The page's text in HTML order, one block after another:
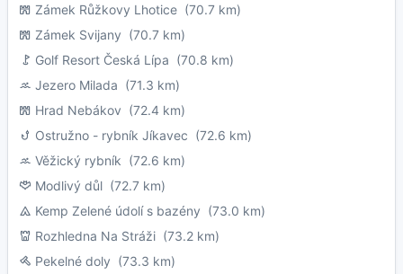
Zámek Růžkovy Lhotice (70.7 km)
Zámek Svijany (70.7 km)
Golf Resort Česká Lípa (70.8 km)
Jezero Milada (71.3 km)
Hrad Nebákov (72.4 km)
Ostružno - rybník Jíkavec (72.6 km)
Věžický rybník (72.6 km)
Modlivý důl (72.7 km)
Kemp Zelené údolí s bazény (73.0 km)
Rozhledna Na Stráži (73.2 km)
Pekelné doly (73.3 km)